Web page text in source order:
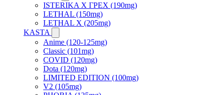
ISTERIKA X ГРЕХ (190mg)
LETHAL (150mg)
LETHAL X (205mg)
KASTA
Anime (120-125mg)
Classic (101mg)
COVID (120mg)
Dota (120mg)
LIMITED EDITION (100mg)
V2 (105mg)